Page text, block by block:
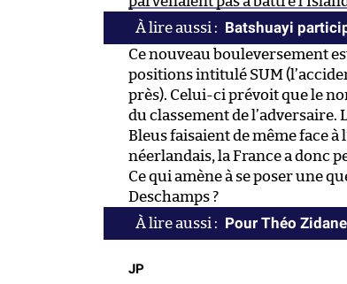
Batshuayi
Ce nouveau bouleversement
positions intitulé SUM
près). Celui-ci prévoit que le
du classement de l’adversaire.
Bleus faisaient de même face à
néerlandais, la France a donc
Ce qui amène à se poser une
Deschamps ?
Pour Théo
JP